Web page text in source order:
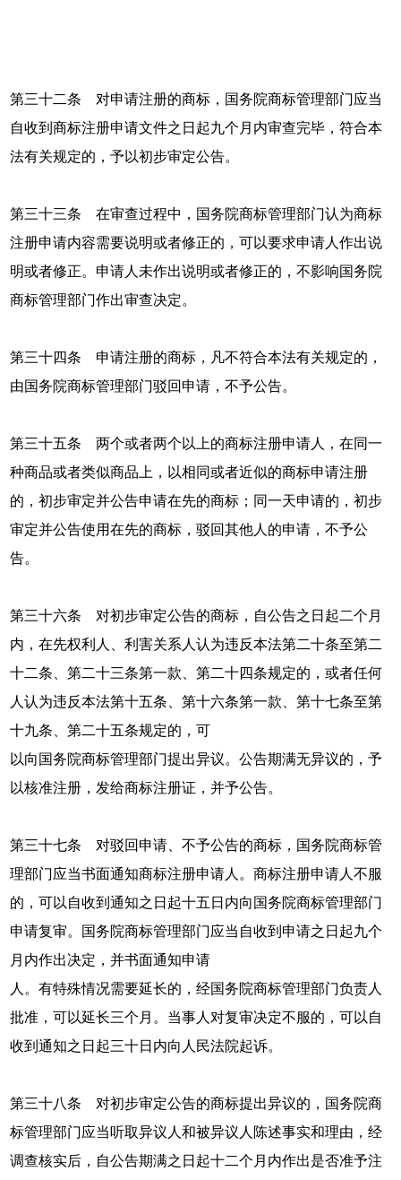
第三十二条 对申请注册的商标，国务院商标管理部门应当
自收到商标注册申请文件之日起九个月内审查完毕，符合本
法有关规定的，予以初步审定公告。
第三十三条 在审查过程中，国务院商标管理部门认为商标
注册申请内容需要说明或者修正的，可以要求申请人作出说
明或者修正。申请人未作出说明或者修正的，不影响国务院
商标管理部门作出审查决定。
第三十四条 申请注册的商标，凡不符合本法有关规定的，
由国务院商标管理部门驳回申请，不予公告。
第三十五条 两个或者两个以上的商标注册申请人，在同一
种商品或者类似商品上，以相同或者近似的商标申请注册
的，初步审定并公告申请在先的商标；同一天申请的，初步
审定并公告使用在先的商标，驳回其他人的申请，不予公
告。
第三十六条 对初步审定公告的商标，自公告之日起二个月
内，在先权利人、利害关系人认为违反本法第二十条至第二
十二条、第二十三条第一款、第二十四条规定的，或者任何
人认为违反本法第十五条、第十六条第一款、第十七条至第
十九条、第二十五条规定的，可
以向国务院商标管理部门提出异议。公告期满无异议的，予
以核准注册，发给商标注册证，并予公告。
第三十七条 对驳回申请、不予公告的商标，国务院商标管
理部门应当书面通知商标注册申请人。商标注册申请人不服
的，可以自收到通知之日起十五日内向国务院商标管理部门
申请复审。国务院商标管理部门应当自收到申请之日起九个
月内作出决定，并书面通知申请
人。有特殊情况需要延长的，经国务院商标管理部门负责人
批准，可以延长三个月。当事人对复审决定不服的，可以自
收到通知之日起三十日内向人民法院起诉。
第三十八条 对初步审定公告的商标提出异议的，国务院商
标管理部门应当听取异议人和被异议人陈述事实和理由，经
调查核实后，自公告期满之日起十二个月内作出是否准予注